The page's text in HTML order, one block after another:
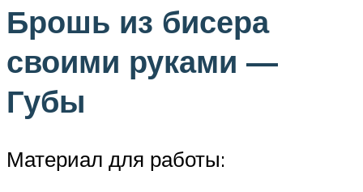
Брошь из бисера
своими руками —
Губы
Материал для работы: